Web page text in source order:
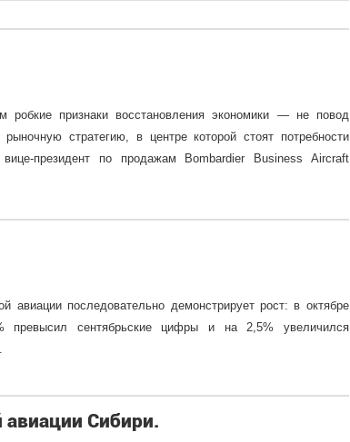
робкие признаки восстановленияэкономики — не повод
рыночнуюстратегию, в центре которой стоят потребности
президент по продажам
Bombardier Business Aircraft
авиации последовательно демонстрирует рост: в октябре
превысил сентябрьские цифры и на 2,5% увеличился
авиации Сибири.